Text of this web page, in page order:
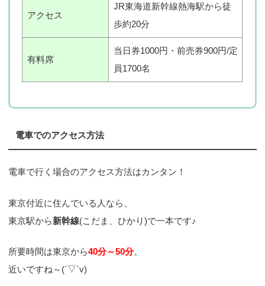
アクセス
JR東海道新幹線熱海駅から徒
歩約20分
有料席
当日券1000円・前売券900円/定
員1700名
電車でのアクセス方法
電車で行く場合のアクセス方法はカンタン！
東京付近に住んでいる人なら、
東京駅から新幹線(こだま、ひかり)で一本です♪
所要時間は東京から40分～50分。
近いですね～(´▽`v)